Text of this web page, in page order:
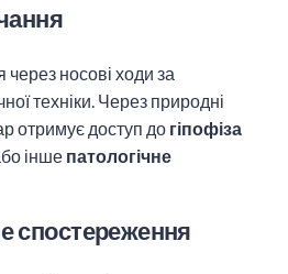
носові ходи за
техніки. Через природні
отримує доступ до гіпофіза
інше патологічне
спостереження